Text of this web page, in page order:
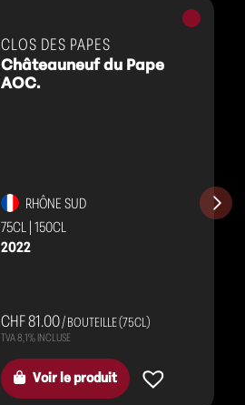
Vins
rouges
CLOS DES PAPES
Châteauneuf du Pape
AOC.
RHÔNE SUD
75CL |150CL
2022
CHF 81.00/ BOUTEILLE (75CL)
Voir le produit